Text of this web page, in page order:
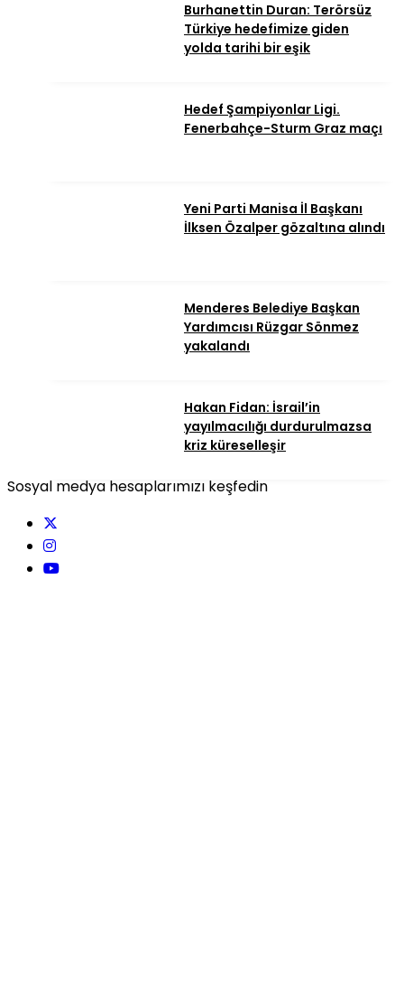
Burhanettin Duran: Terörsüz
Türkiye hedefimize giden
yolda tarihi bir eşik
Hedef Şampiyonlar Ligi.
Fenerbahçe-Sturm Graz maçı
Yeni Parti Manisa İl Başkanı
İlksen Özalper gözaltına alındı
Menderes Belediye Başkan
Yardımcısı Rüzgar Sönmez
yakalandı
Hakan Fidan: İsrail’in
yayılmacılığı durdurulmazsa
kriz küreselleşir
Sosyal medya hesaplarımızı keşfedin